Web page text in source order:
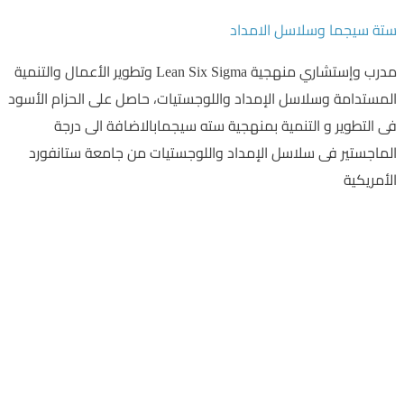
ستة سيجما وسلاسل الامداد
مدرب وإستشاري منهجية Lean Six Sigma وتطوير الأعمال والتنمية
المستدامة وسلاسل الإمداد واللوجستيات، حاصل على الحزام الأسود
فى التطوير و التنمية بمنهجية سته سيجمابالاضافة الى درجة
الماجستير فى سلاسل الإمداد واللوجستيات من جامعة ستانفورد
الأمريكية